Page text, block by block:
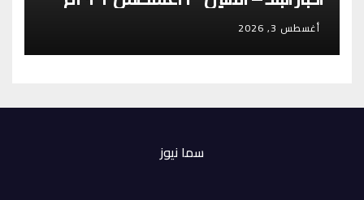
أغسطس 3, 2026
سما نيوز